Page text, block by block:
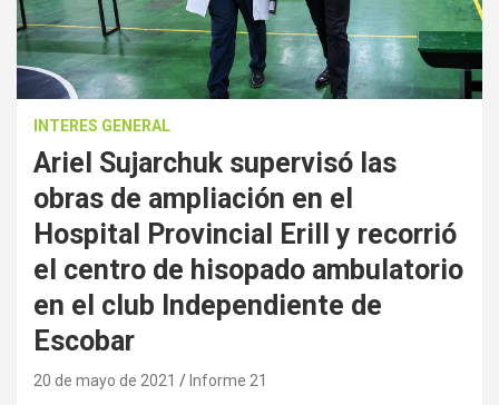
INTERES GENERAL
Ariel Sujarchuk supervisó las
obras de ampliación en el
Hospital Provincial Erill y recorrió
el centro de hisopado ambulatorio
en el club Independiente de
Escobar
20 de mayo de 2021 Informe 21